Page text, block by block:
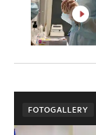
FOTOGALLERY